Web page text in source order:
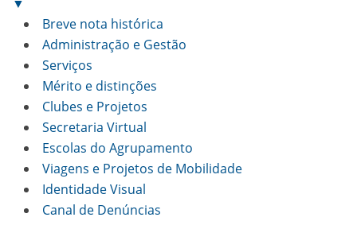
Breve nota histórica
Administração e Gestão
Serviços
Mérito e distinções
Clubes e Projetos
Secretaria Virtual
Escolas do Agrupamento
Viagens e Projetos de Mobilidade
Identidade Visual
Canal de Denúncias